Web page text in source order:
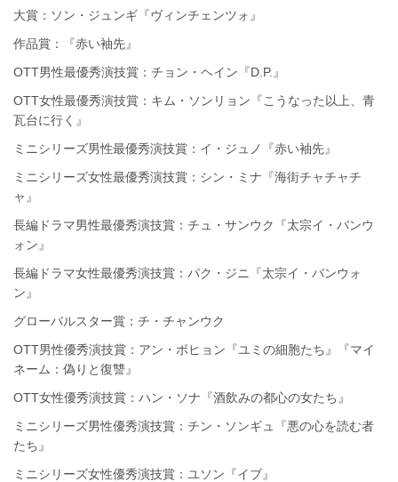
大賞：ソン・ジュンギ『ヴィンチェンツォ』
作品賞：『赤い袖先』
OTT男性最優秀演技賞：チョン・ヘイン『D.P.』
OTT女性最優秀演技賞：キム・ソンリョン『こうなった以上、青
瓦台に行く』
ミニシリーズ男性最優秀演技賞：イ・ジュノ『赤い袖先』
ミニシリーズ女性最優秀演技賞：シン・ミナ『海街チャチャチ
ャ』
長編ドラマ男性最優秀演技賞：チュ・サンウク『太宗イ・バンウ
ォン』
長編ドラマ女性最優秀演技賞：パク・ジニ『太宗イ・バンウォ
ン』
グローバルスター賞：チ・チャンウク
OTT男性優秀演技賞：アン・ボヒョン『ユミの細胞たち』『マイ
ネーム：偽りと復讐』
OTT女性優秀演技賞：ハン・ソナ『酒飲みの都心の女たち』
ミニシリーズ男性優秀演技賞：チン・ソンギュ『悪の心を読む者
たち』
ミニシリーズ女性優秀演技賞：ユソン『イブ』